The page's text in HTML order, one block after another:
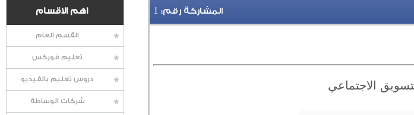
اهم الاقسام
القسم العام
تعليم فوركس
دروس تعليم بالفيديو
شركات الوساطة
المشاركة رقم: 1
الاجتماعي